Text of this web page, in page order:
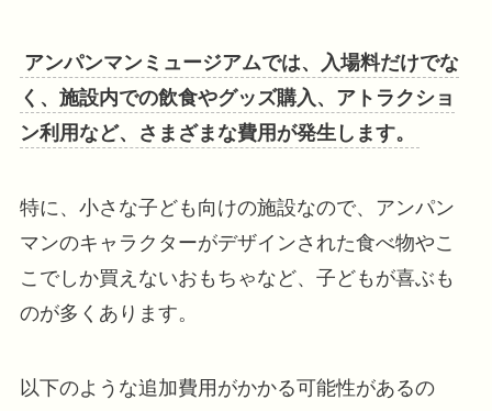
アンパンマンミュージアムでは、入場料だけでな
く、施設内での飲食やグッズ購入、アトラクショ
ン利用など、さまざまな費用が発生します。
特に、小さな子ども向けの施設なので、アンパン
マンのキャラクターがデザインされた食べ物やこ
こでしか買えないおもちゃなど、子どもが喜ぶも
のが多くあります。
以下のような追加費用がかかる可能性があるの